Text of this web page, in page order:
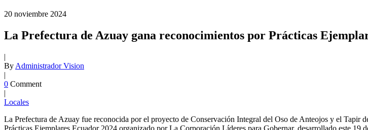
20 noviembre 2024
La Prefectura de Azuay gana reconocimientos por Prácticas
|
By Administrador Vision
|
0 Comment
|
Locales
La Prefectura de Azuay fue reconocida por el proyecto de Conservación Integral del Oso de Anteojos y el Tapir
Prácticas Ejemplares Ecuador 2024 organizado por La Corporación Líderes para Gobernar, desarrollado este 19